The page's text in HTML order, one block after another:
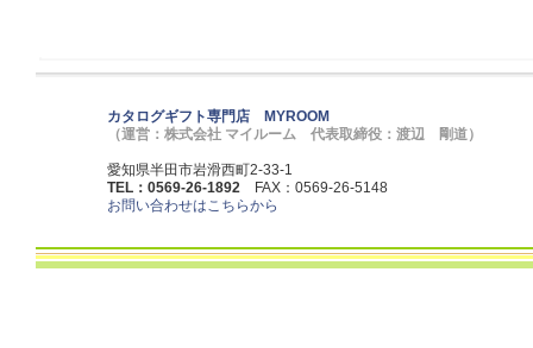
カタログギフト専門店 MYROOM
（運営：株式会社 マイルーム 代表取締役：渡辺 剛道）
愛知県半田市岩滑西町2-33-1
TEL：0569-26-1892 FAX：0569-26-5148
お問い合わせはこちらから